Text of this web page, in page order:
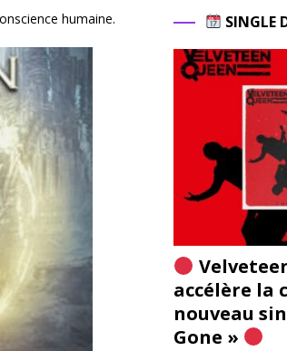
humaine. SINGLE
accélère la
nouveau
Gone »